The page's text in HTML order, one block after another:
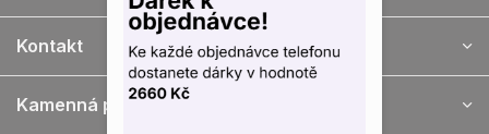
Kontakt
Kamenná prodejna